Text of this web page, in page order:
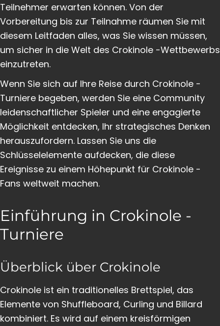
Teilnehmer erwarten können. Von der
Vorbereitung bis zur Teilnahme räumen Sie mit
diesem Leitfaden alles, was Sie wissen müssen,
um sicher in die Welt des Crokinole -Wettbewerbs
einzutreten.
Wenn Sie sich auf Ihre Reise durch Crokinole -
Turniere begeben, werden Sie eine Community
leidenschaftlicher Spieler und eine engagierte
Möglichkeit entdecken, Ihr strategisches Denken
herauszufordern. Lassen Sie uns die
Schlüsselelemente aufdecken, die diese
Ereignisse zu einem Höhepunkt für Crokinole -
Fans weltweit machen.
Einführung in Crokinole -
Turniere
Überblick über Crokinole
Crokinole ist ein traditionelles Brettspiel, das
Elemente von Shuffleboard, Curling und Billard
kombiniert. Es wird auf einem kreisförmigen